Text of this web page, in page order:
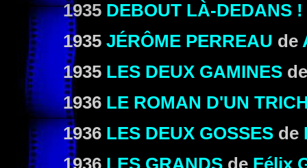
1935 DEBOUT LÀ-DEDANS !
1935 JÉRÔME PERREAU de
1935 LES DEUX GAMINES
1936 LE ROMAN D'UN
1936 LES DEUX GOSSES de
1936 LES GRANDS de Félix